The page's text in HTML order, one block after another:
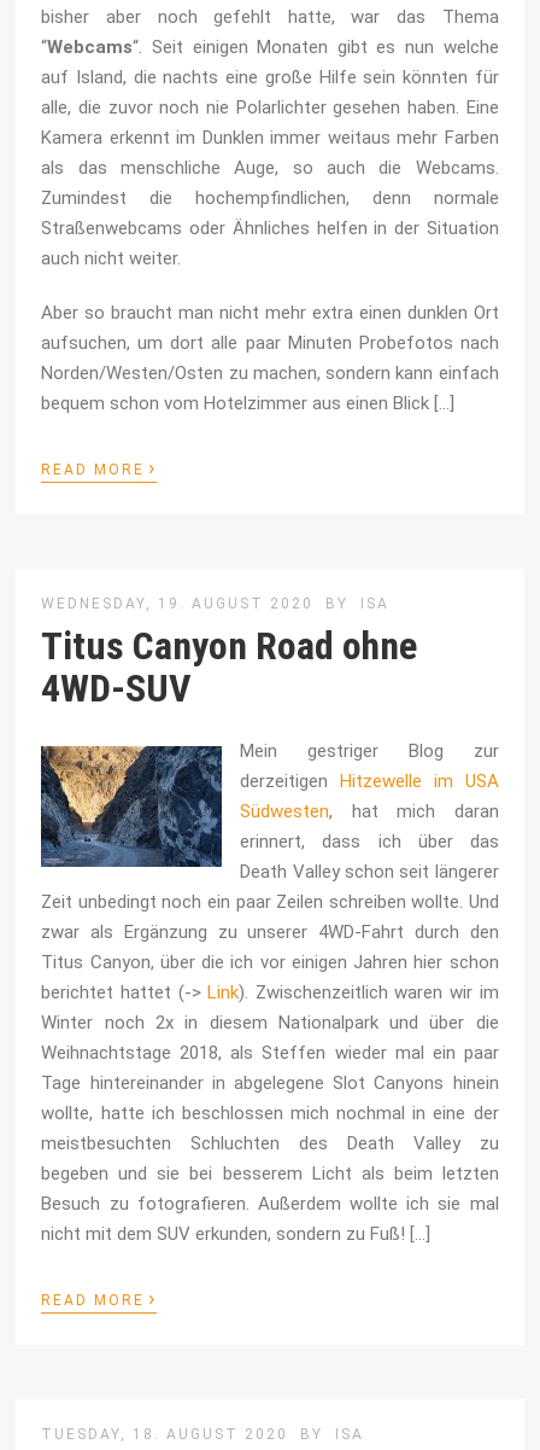
bisher aber noch gefehlt hatte, war das Thema
“Webcams“. Seit einigen Monaten gibt es nun welche
auf Island, die nachts eine große Hilfe sein könnten für
alle, die zuvor noch nie Polarlichter gesehen haben. Eine
Kamera erkennt im Dunklen immer weitaus mehr Farben
als das menschliche Auge, so auch die Webcams.
Zumindest die hochempfindlichen, denn normale
Straßenwebcams oder Ähnliches helfen in der Situation
auch nicht weiter.
Aber so braucht man nicht mehr extra einen dunklen Ort
aufsuchen, um dort alle paar Minuten Probefotos nach
Norden/Westen/Osten zu machen, sondern kann einfach
bequem schon vom Hotelzimmer aus einen Blick […]
READ MORE ›
WEDNESDAY, 19. AUGUST 2020 BY ISA
Titus Canyon Road ohne
4WD-SUV
Mein gestriger Blog zur
derzeitigenHitzewelle im USA
Südwesten, hat mich daran
erinnert, dass ich über das
Death Valley schon seit längerer
Zeit unbedingt noch ein paar Zeilen schreiben wollte. Und
zwar als Ergänzung zu unserer 4WD-Fahrt durch den
Titus Canyon, über die ich vor einigen Jahren hier schon
berichtet hattet (->Link). Zwischenzeitlich waren wir im
Winter noch 2x in diesem Nationalpark und über die
Weihnachtstage 2018, als Steffen wieder mal ein paar
Tage hintereinander in abgelegene Slot Canyons hinein
wollte, hatte ich beschlossen mich nochmal in eine der
meistbesuchten Schluchten des Death Valley zu
begeben und sie bei besserem Licht als beim letzten
Besuch zu fotografieren. Außerdem wollte ich sie mal
nicht mit dem SUV erkunden, sondern zu Fuß! […]
READ MORE ›
TUESDAY, 18. AUGUST 2020 BY ISA